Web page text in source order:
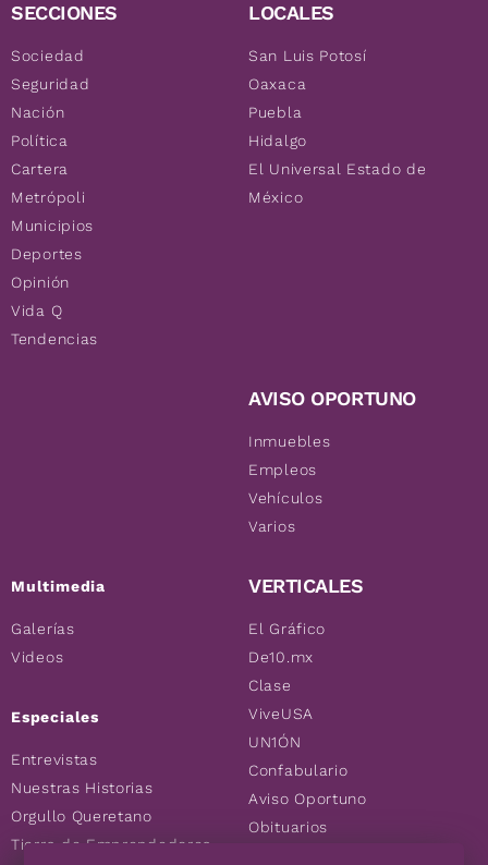
SECCIONES
Sociedad
Seguridad
Nación
Política
Cartera
Metrópoli
Municipios
Deportes
Opinión
Vida Q
Tendencias
Multimedia
Galerías
Videos
Especiales
Entrevistas
Nuestras Historias
Orgullo Queretano
Tierra de Emprendedores
LOCALES
San Luis Potosí
Oaxaca
Puebla
Hidalgo
El Universal Estado de
México
AVISO OPORTUNO
Inmuebles
Empleos
Vehículos
Varios
VERTICALES
El Gráfico
De10.mx
Clase
ViveUSA
UN1ÓN
Confabulario
Aviso Oportuno
Obituarios